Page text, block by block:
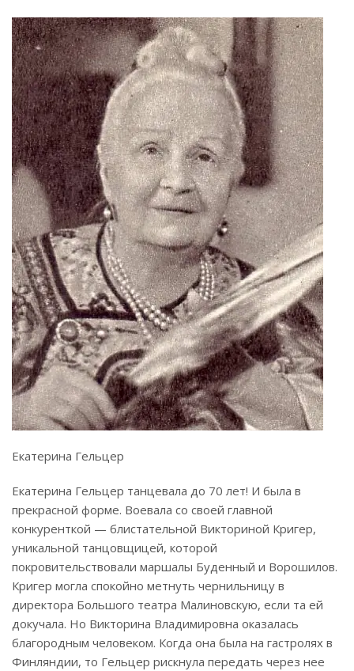
Екатерина Гельцер
Екатерина Гельцер танцевала до 70 лет! И была в
прекрасной форме. Воевала со своей главной
конкуренткой — блистательной Викториной Кригер,
уникальной танцовщицей, которой
покровительствовали маршалы Буденный и Ворошилов.
Кригер могла спокойно метнуть чернильницу в
директора Большого театра Малиновскую, если та ей
докучала. Но Викторина Владимировна оказалась
благородным человеком. Когда она была на гастролях в
Финляндии, то Гельцер рискнула передать через нее